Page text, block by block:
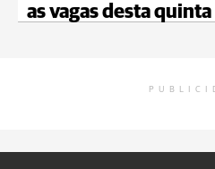
as vagas desta quinta